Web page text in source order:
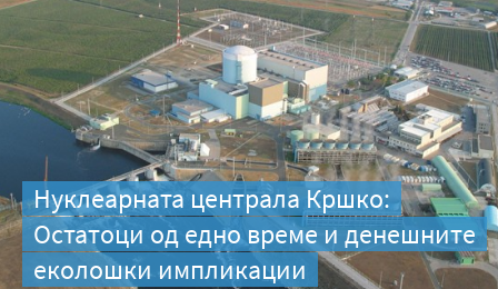
Нуклеарната централа Кршко:
Остатоци од едно време и денешните
еколошки импликации